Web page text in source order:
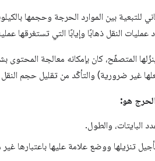
للتبعية بين الموارد الحرجة وحجمها
النقل ذهابًا وإيابًا التي تستغرقها
المتصفّح، كان بإمكانه معالجة
أو جعلها غير ضرورية) والتأكّد من تقليل
هو:
البايتات، والطول.
تنزيلها ووضع علامة عليها باعتبارها غير